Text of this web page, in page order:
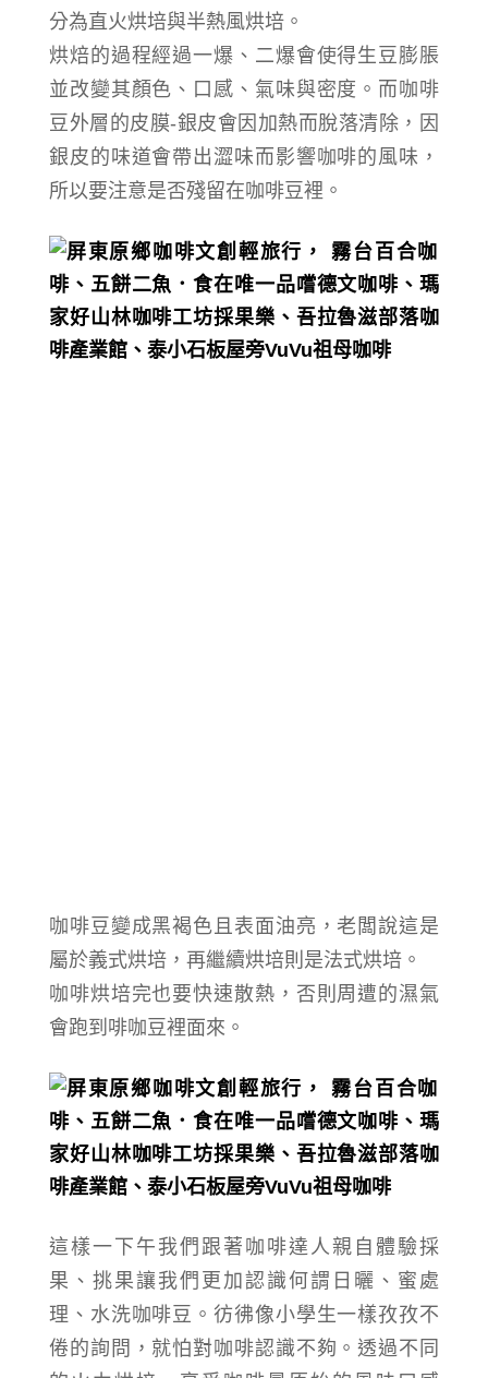
分為直火烘培與半熱風烘培 。
烘焙的過程經過一爆、二爆會使得生豆膨脹
並改變其顏色、口感、氣味與密度。而咖啡
豆外層的皮膜-銀皮會因加熱而脫落清除，因
銀皮的味道會帶出澀味而影響咖啡的風味 ，
所以要注意是否殘留在咖啡豆裡。
咖啡豆變成黑褐色且表面油亮，老闆說這是
屬於義式烘培，再繼續烘培則是法式烘培。
咖啡烘培完也要快速散熱，否則周遭的濕氣
會跑到 啡咖豆裡面來。
這樣一下午 我們 跟著咖啡達人親自體驗採
果、挑果讓我們更加認識何謂日曬、蜜處
理 、水洗咖啡豆。彷彿像小學生一樣孜孜不
倦的詢問，就怕對咖啡認識不夠。透過不同